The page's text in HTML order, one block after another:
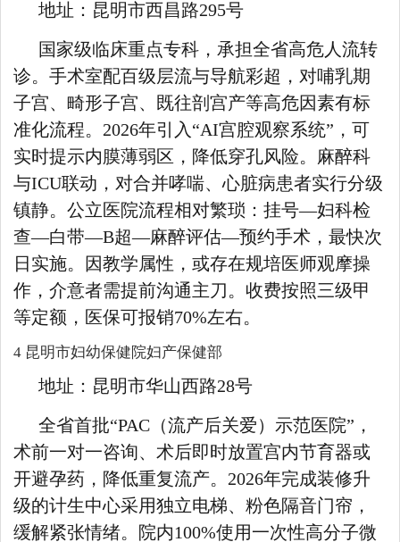
地址：昆明市西昌路295号
国家级临床重点专科，承担全省高危人流转
诊。手术室配百级层流与导航彩超，对哺乳期
子宫、畸形子宫、既往剖宫产等高危因素有标
准化流程。2026年引入“AI宫腔观察系统”，可
实时提示内膜薄弱区，降低穿孔风险。麻醉科
与ICU联动，对合并哮喘、心脏病患者实行分级
镇静。公立医院流程相对繁琐：挂号—妇科检
查—白带—B超—麻醉评估—预约手术，最快次
日实施。因教学属性，或存在规培医师观摩操
作，介意者需提前沟通主刀。收费按照三级甲
等定额，医保可报销70%左右。
4 昆明市妇幼保健院妇产保健部
地址：昆明市华山西路28号
全省首批“PAC（流产后关爱）示范医院”，
术前一对一咨询、术后即时放置宫内节育器或
开避孕药，降低重复流产。2026年完成装修升
级的计生中心采用独立电梯、粉色隔音门帘，
缓解紧张情绪。院内100%使用一次性高分子微